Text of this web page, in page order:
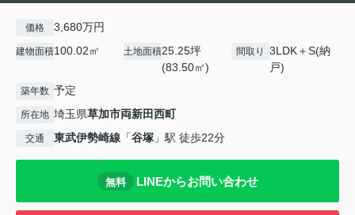
価格 3,680万円
建物面積100.02㎡ 土地面積25.25坪
(83.50㎡)
間取り
3LDK＋S(納
戸)
築年数 予定
所在地 埼玉県草加市両新田西町
交通 東武伊勢崎線 「谷塚 」駅 徒歩22分
無料 LINEからお問い合わせ